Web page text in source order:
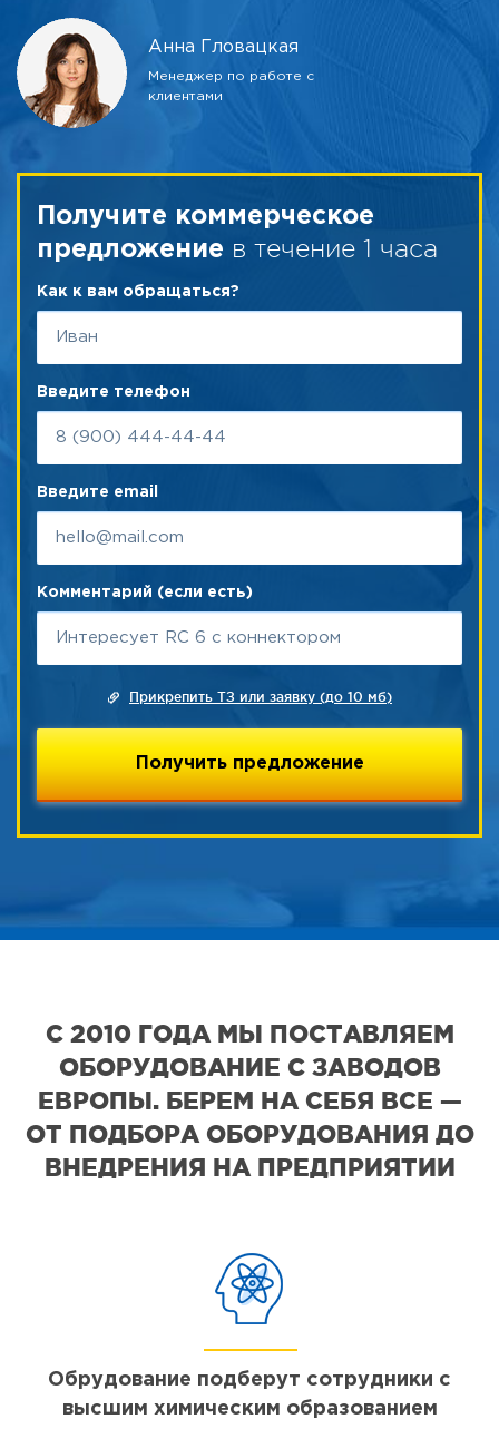
Анна Гловацкая
Менеджер по работе с
клиентами
Получите коммерческое
предложение в течение 1 часа
Как к вам обращаться?
Введите телефон
Введите email
Комментарий (если есть)
Прикрепить ТЗ или заявку (до 10 мб)
С 2010 ГОДА МЫ ПОСТАВЛЯЕМ
ОБОРУДОВАНИЕ С ЗАВОДОВ
ЕВРОПЫ. БЕРЕМ НА СЕБЯ ВСЕ —
ОТ ПОДБОРА ОБОРУДОВАНИЯ ДО
ВНЕДРЕНИЯ НА ПРЕДПРИЯТИИ
Обрудование подберут сотрудники с
высшим химическим образованием